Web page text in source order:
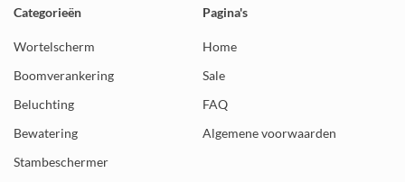
Categorieën
Wortelscherm
Boomverankering
Beluchting
Bewatering
Stambeschermer
Pagina's
Home
Sale
FAQ
Algemene voorwaarden